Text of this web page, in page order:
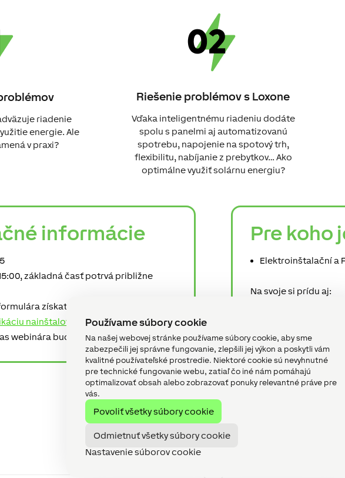
Používame súbory cookie
Na našej webovej stránke používame súbory cookie, aby sme
zabezpečili jej správne fungovanie, zlepšili jej výkon a poskytli vám
kvalitné používateľské prostredie. Niektoré cookie sú nevyhnutné
pre technické fungovanie webu, zatiaľ čo iné nám pomáhajú
optimalizovať obsah alebo zobrazovať ponuky relevantné práve pre
vás.
Povoliť všetky súbory cookie
Odmietnuť všetky súbory cookie
Nastavenie súborov cookie
riadenie
energie. Ale
v praxi?
Riešenie problémov s Loxone
Vďaka inteligentnému riadeniu dodáte
spolu s panelmi aj automatizovanú
spotrebu, napojenie na spotový trh,
flexibilitu, nabíjanie z prebytkov… Ako
optimálne využiť solárnu energiu?
informácie
základná časť potrvá približne
získate odkaz na ZOOM.
nainštalovať
vopred.
webinára bude dostatok priestoru.
Pre koho
Elektroinštalační a
Na svoje si prídu aj:
MaR a facility
Registrácia na webinár